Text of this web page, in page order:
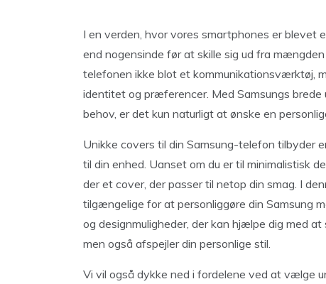
I en verden, hvor vores smartphones er blevet
end nogensinde før at skille sig ud fra
telefonen ikke blot et kommunikationsværktøj,
identitet og præferencer. Med Samsungs
behov, er det kun naturligt at ønske en
Unikke covers til din Samsung-telefon tilbyder
til din enhed. Uanset om du er til minimalistisk
der et cover, der passer til netop din smag. I
tilgængelige for at personliggøre din Samsung
og designmuligheder, der kan hjælpe dig med
men også afspejler din personlige stil.
Vi vil også dykke ned i fordelene ved at vælge